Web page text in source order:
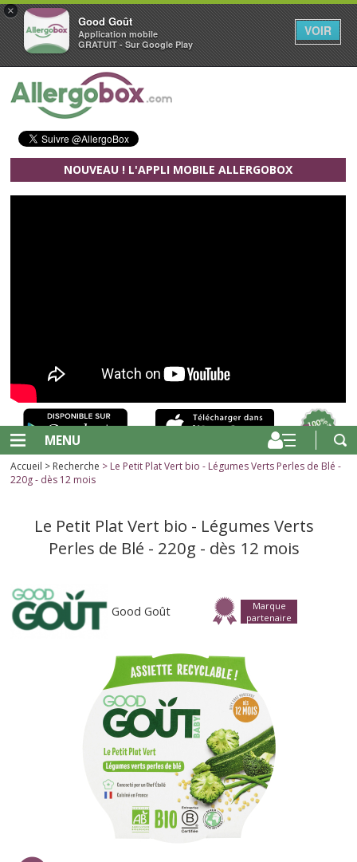
×
Good Goût
Application mobile
GRATUIT - Sur Google Play
VOIR
Aller au contenu principal
NOUVEAU ! L'APPLI MOBILE ALLERGOBOX
MENU
Accueil > Recherche > Le Petit Plat Vert bio - Légumes Verts Perles de Blé -
220g - dès 12 mois
Le Petit Plat Vert bio - Légumes Verts
Perles de Blé - 220g - dès 12 mois
Good Goût
Marque
partenaire